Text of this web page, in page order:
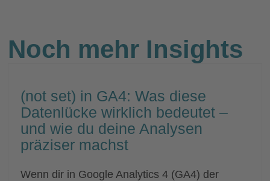
Analytics
Noch mehr Insights
(not set) in GA4: Was diese
Datenlücke wirklich bedeutet –
und wie du deine Analysen
präziser machst
Wenn dir in Google Analytics 4 (GA4) der